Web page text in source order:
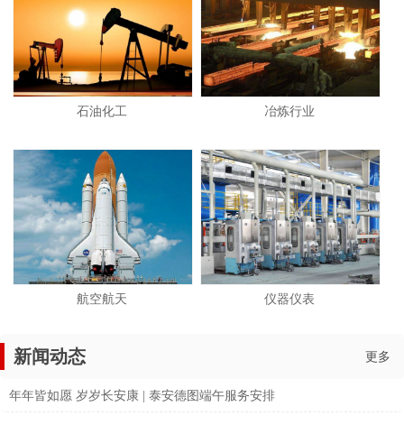
石油化工 冶炼行业
航空航天 仪器仪表
新闻动态 更多
年年皆如愿 岁岁长安康 | 泰安德图端午服务安排